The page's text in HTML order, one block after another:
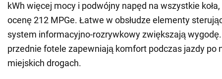
kWh więcej mocy i podwójny napęd na wszystkie koła,
ocenę 212 MPGe. Łatwe w obsłudze elementy
system informacyjno-rozrywkowy zwiększają
przednie fotele zapewniają komfort podczas jazdy po
miejskich drogach.